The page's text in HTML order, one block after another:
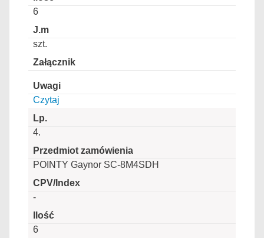
6
szt.
Czytaj
4.
POINTY Gaynor SC-8M4SDH
-
6